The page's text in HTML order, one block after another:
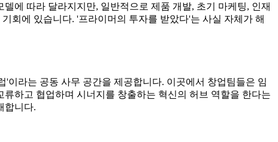
에 따라 달라지지만, 일반적으로 제품 개발, 초기 마케팅, 인재
회에 있습니다. '프라이머의 투자를 받았다'는 사실 자체가 해
라는 공동 사무 공간을 제공합니다. 이곳에서 창업팀들은 임
하고 협업하며 시너지를 창출하는 혁신의 허브 역할을 한다는
합니다.